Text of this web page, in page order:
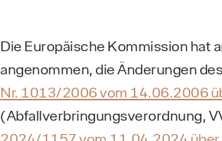
Die Europäische Kommission hat
angenommen, die Änderungen des
Nr. 1013/2006 vom 14.06.2006
(Abfallverbringungsverordnung,